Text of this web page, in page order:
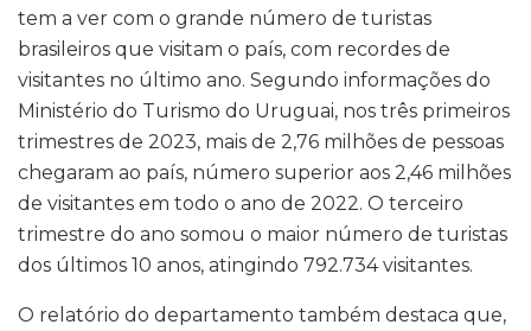
tem a ver com o grande número de turistas
brasileiros que visitam o país, com recordes de
visitantes no último ano. Segundo informações do
Ministério do Turismo do Uruguai, nos três primeiros
trimestres de 2023, mais de 2,76 milhões de pessoas
chegaram ao país, número superior aos 2,46 milhões
de visitantes em todo o ano de 2022. O terceiro
trimestre do ano somou o maior número de turistas
dos últimos 10 anos, atingindo 792.734 visitantes.
O relatório do departamento também destaca que,